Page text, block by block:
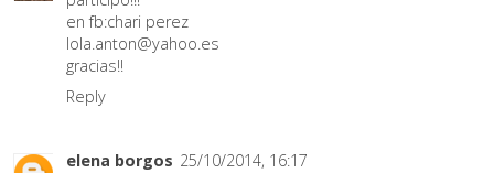
en fb:chari perez
lola.anton@yahoo.es
gracias!!
Reply
elena borgos 25/10/2014, 16:17